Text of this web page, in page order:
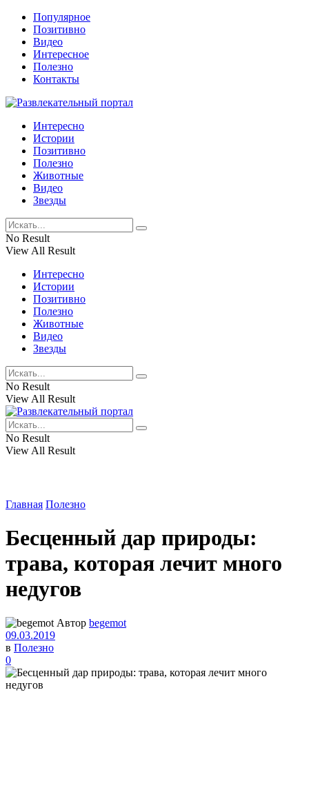
Популярное
Позитивно
Видео
Интересное
Полезно
Контакты
Интересно
Истории
Позитивно
Полезно
Животные
Видео
Звезды
No Result
View All Result
Интересно
Истории
Позитивно
Полезно
Животные
Видео
Звезды
No Result
View All Result
No Result
View All Result
Главная Полезно
Бесценный дар природы:
трава, которая лечит много
недугов
Автор begemot
09.03.2019
в Полезно
0